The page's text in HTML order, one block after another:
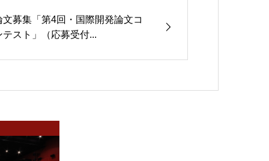
文募集「第4回・国際開発論文コ
テスト」（応募受付...